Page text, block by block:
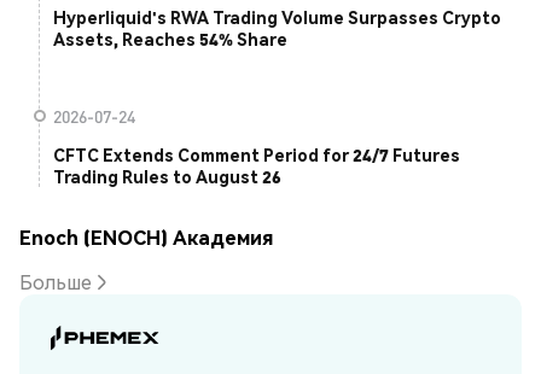
Hyperliquid's RWA Trading Volume Surpasses Crypto
Assets, Reaches 54% Share
2026-07-24
CFTC Extends Comment Period for 24/7 Futures
Trading Rules to August 26
Enoch (ENOCH) Академия
Больше